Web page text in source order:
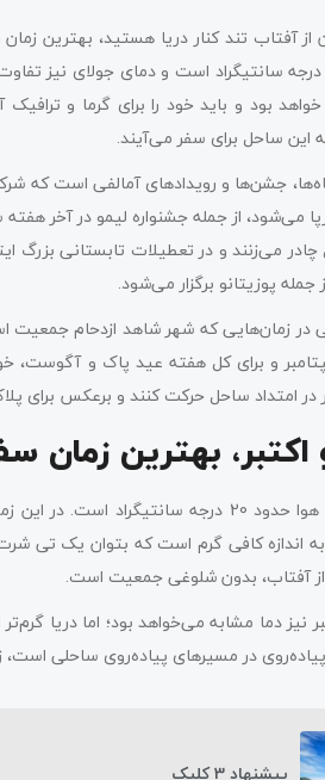
از آفتاب تند کنار دریا هستید، بهترین
دمای بیش از 30 درجه سانتیگراد است و دمای
بود و باید خود را برای گرما و ترافیک
این ساحل برای سفر می‌آیند.
جشن‌ها و رویدادهای آمالفی است که
پوزیتانو برگزار می‌شود.
در زمان‌هایی که شهر شاهد ازدحام
بهترین زمان
در ماه می، دمای هوا حدود 20 درجه
به اندازه کافی گرم است که بتوان یک تی
از آفتاب، بدون شلوغی جمعیت است.
نیز دما مشابه می‌خواهد بود؛ اما دریا
در مسیرهای پیاده‌روی ساحلی
پیشنهاد 3 کلیک